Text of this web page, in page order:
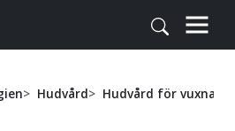
Hudvård Hudvård för vuxna